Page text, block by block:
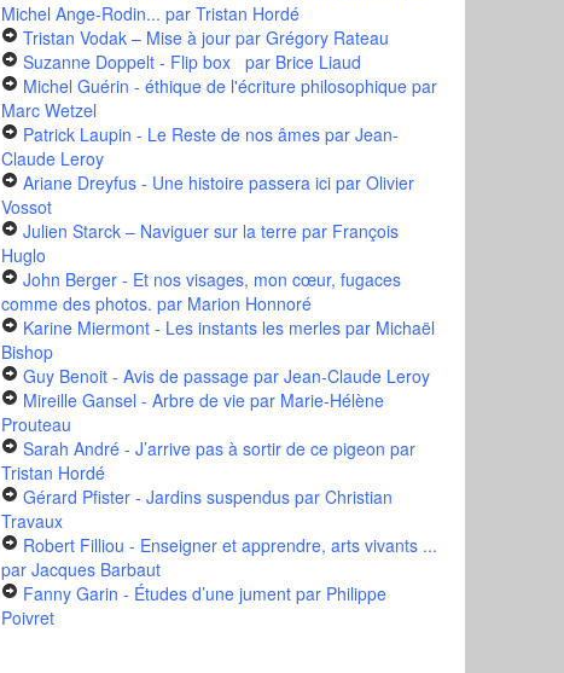
Michel Ange-Rodin... par Tristan Hordé
Tristan Vodak – Mise à jourpar Grégory Rateau
Suzanne Doppelt - Flip box par Brice Liaud
Michel Guérin - éthique de l'écriture philosophiquepar
Marc Wetzel
Patrick Laupin - Le Reste de nos âmespar Jean-
Claude Leroy
Ariane Dreyfus - Une histoire passera icipar Olivier
Vossot
Julien Starck – Naviguer sur la terrepar François
Huglo
John Berger - Et nos visages, mon cœur, fugaces
comme des photos. par Marion Honnoré
Karine Miermont - Les instants les merlespar Michaël
Bishop
Guy Benoit - Avis de passagepar Jean-Claude Leroy
Mireille Gansel - Arbre de viepar Marie-Hélène
Prouteau
Sarah André - J’arrive pas à sortir de ce pigeon par
Tristan Hordé
Gérard Pfister - Jardins suspenduspar Christian
Travaux
Robert Filliou - Enseigner et apprendre, arts vivants ...
par Jacques Barbaut
Fanny Garin - Études d’une jumentpar Philippe
Poivret